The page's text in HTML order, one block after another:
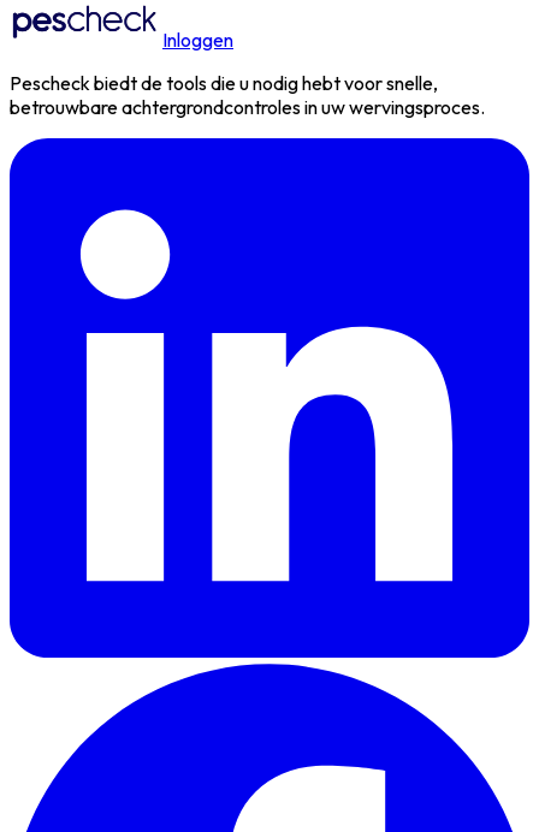
Inloggen
Pescheck biedt de tools die u nodig hebt voor snelle,
betrouwbare achtergrondcontroles in uw wervingsproces.